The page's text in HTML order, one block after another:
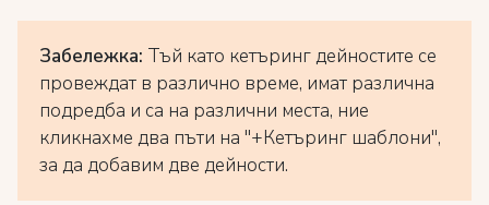
Забележка: Тъй като кетъринг дейностите се
провеждат в различно време, имат различна
подредба и са на различни места, ние
кликнахме два пъти на "+Кетъринг шаблони",
за да добавим две дейности.